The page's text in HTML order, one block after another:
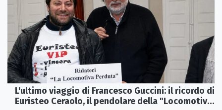
L'ultimo viaggio di Francesco Guccini: il ricordo di
Euristeo Ceraolo, il pendolare della "Locomotiva